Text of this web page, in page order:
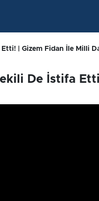
| Gizem Fidan İle Milli
De İstifa